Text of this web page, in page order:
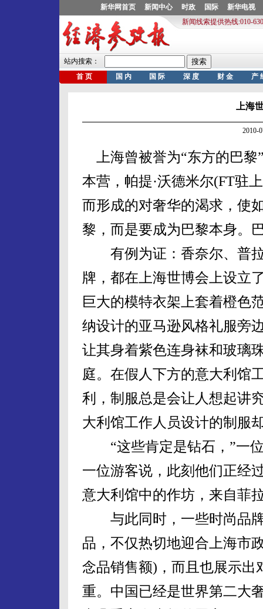
上海
2010-
上海曾被誉为“东方的巴黎
本营，帕提·沃德米尔(FT驻
而形成的对奢华的渴求，使
黎，而是要成为巴黎本身
有例为证：香奈尔、普拉
牌，都在上海世博会上设立
巨大的模特衣架上套着橙色
纳设计的亚马逊风格礼服旁
让其身着紫色连身袜和玻璃
庭。在假人下方的意大利馆
利，制服总是会让人想起讲
大利馆工作人员设计的制
“这些肯定是钻石，”一位
一位游客说，此刻他们正经
意大利馆中的作坊，来自菲
与此同时，一些时尚品牌
品，不仅热切地迎合上海市
念品销售额)，而且也展示出
重。中国已经是世界第二大